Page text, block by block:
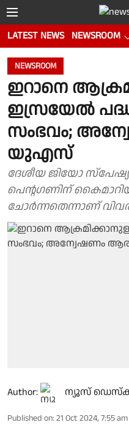
LATEST NEWS NEWSROOM
NEWSROOM
ഇറാനെ
ഇസ്രയേൽ
സംഭവം;
യുഎസ്
ദേശീയ ജിയോ
പെന്റഗണിന്
ചോര്‍ന്നതെന്നാണ്
Author: ന്യൂസ്
Published on: 21 Oct 2024, 7:55 am